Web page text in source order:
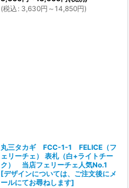
(税込 : 3,630円 ～14,850円)
丸三タカギ FCC-1-1 FELICE（フ
ェリーチェ） 表札（白+ライトチー
ク） 当店フェリーチェ人気No.1
[デザインについては、ご注文後にメ
ールにてお尋ねします]